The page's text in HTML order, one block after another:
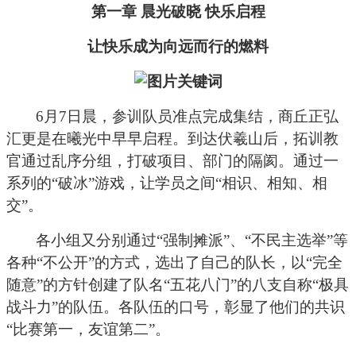
第一章 晨光破晓 快乐启程
让快乐成为向远而行的燃料
6 月7日晨，参训队员准点完成集结，商丘正弘
汇更是在曦光中早早启程。到达伏羲山后，拓训教
官通过乱序分组，打破项目、部门的隔阂。通过一
系列的“破冰”游戏，让学员之间“相识、相知、相
交”。
各小组又分别通过“强制摊派”、“不民主选举”等
各种“不公开”的方式，选出了自己的队长，以“完全
随意”的方针创建了队名“五花八门”的八支自称“极具
战斗力”的队伍。各队伍的口号，彰显了他们的共识
“比赛第一，友谊第二”。